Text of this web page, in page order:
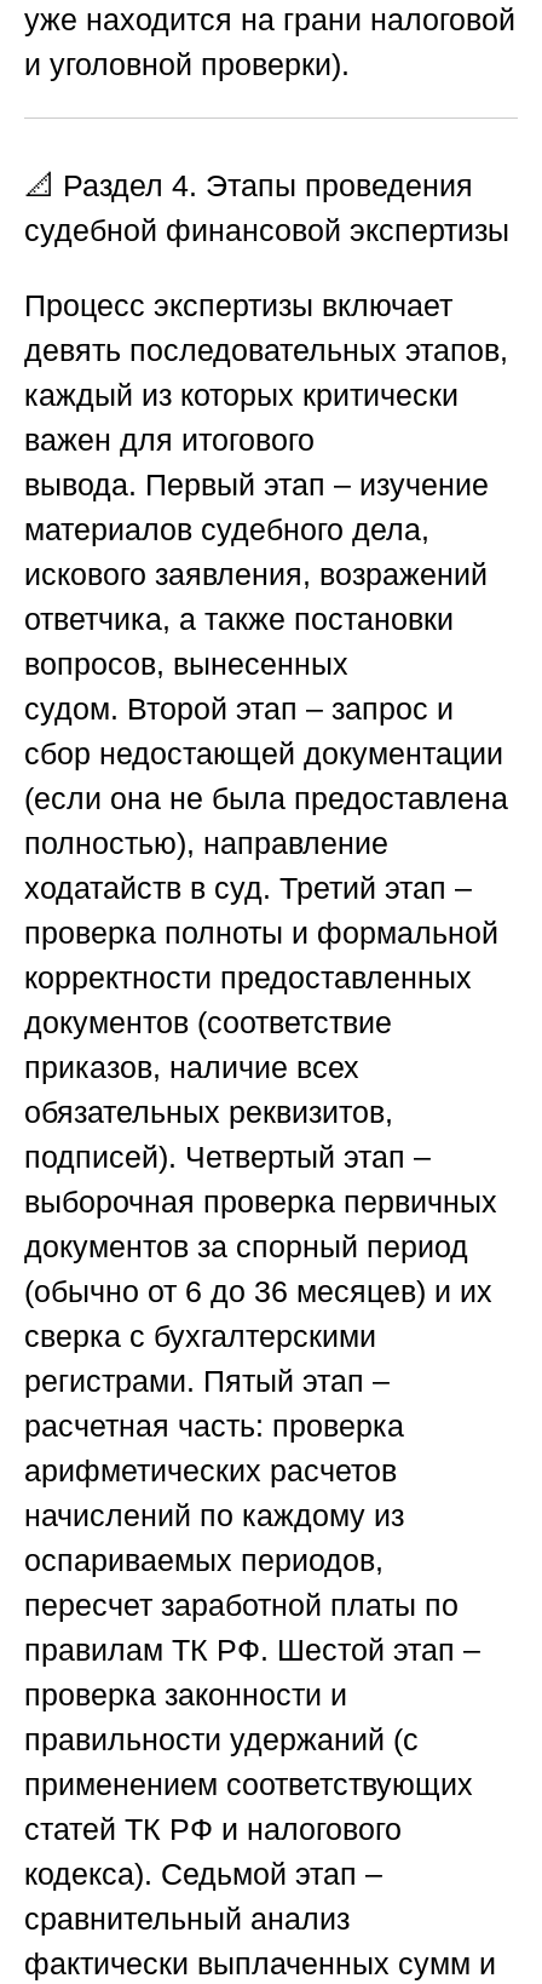
уже находится на грани налоговой
и уголовной проверки).
📐 Раздел 4. Этапы проведения
судебной финансовой экспертизы
Процесс экспертизы включает
девять последовательных этапов,
каждый из которых критически
важен для итогового
вывода. Первый этап – изучение
материалов судебного дела,
искового заявления, возражений
ответчика, а также постановки
вопросов, вынесенных
судом. Второй этап – запрос и
сбор недостающей документации
(если она не была предоставлена
полностью), направление
ходатайств в суд. Третий этап –
проверка полноты и формальной
корректности предоставленных
документов (соответствие
приказов, наличие всех
обязательных реквизитов,
подписей). Четвертый этап –
выборочная проверка первичных
документов за спорный период
(обычно от 6 до 36 месяцев) и их
сверка с бухгалтерскими
регистрами. Пятый этап –
расчетная часть: проверка
арифметических расчетов
начислений по каждому из
оспариваемых периодов,
пересчет заработной платы по
правилам ТК РФ. Шестой этап –
проверка законности и
правильности удержаний (с
применением соответствующих
статей ТК РФ и налогового
кодекса). Седьмой этап –
сравнительный анализ
фактически выплаченных сумм и